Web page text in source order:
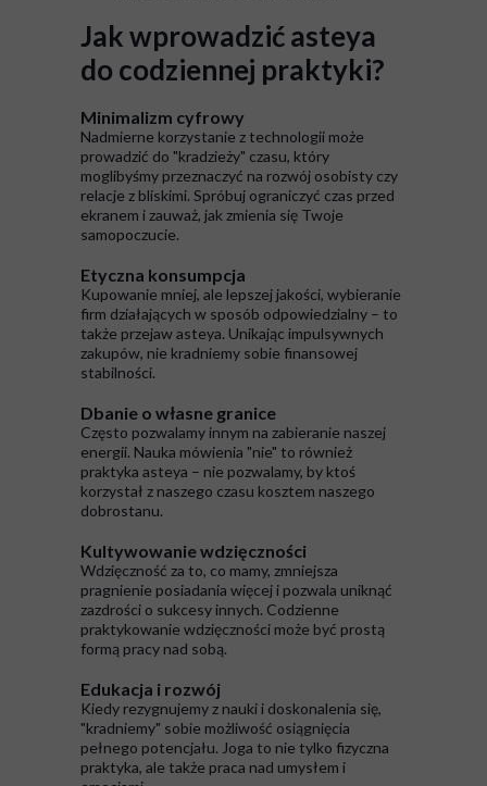
Jak wprowadzić asteya
do codziennej praktyki?
Minimalizm cyfrowy
Nadmierne korzystanie z technologii może
prowadzić do "kradzieży" czasu, który
moglibyśmy przeznaczyć na rozwój osobisty czy
relacje z bliskimi. Spróbuj ograniczyć czas przed
ekranem i zauważ, jak zmienia się Twoje
samopoczucie.
Etyczna konsumpcja
Kupowanie mniej, ale lepszej jakości, wybieranie
firm działających w sposób odpowiedzialny – to
także przejaw asteya. Unikając impulsywnych
zakupów, nie kradniemy sobie finansowej
stabilności.
Dbanie o własne granice
Często pozwalamy innym na zabieranie naszej
energii. Nauka mówienia "nie" to również
praktyka asteya – nie pozwalamy, by ktoś
korzystał z naszego czasu kosztem naszego
dobrostanu.
Kultywowanie wdzięczności
Wdzięczność za to, co mamy, zmniejsza
pragnienie posiadania więcej i pozwala uniknąć
zazdrości o sukcesy innych. Codzienne
praktykowanie wdzięczności może być prostą
formą pracy nad sobą.
Edukacja i rozwój
Kiedy rezygnujemy z nauki i doskonalenia się,
"kradniemy" sobie możliwość osiągnięcia
pełnego potencjału. Joga to nie tylko fizyczna
praktyka, ale także praca nad umysłem i